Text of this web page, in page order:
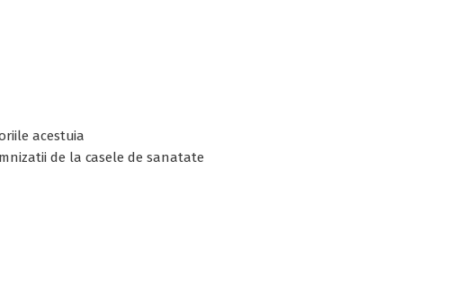
acestuia
de la casele de sanatate